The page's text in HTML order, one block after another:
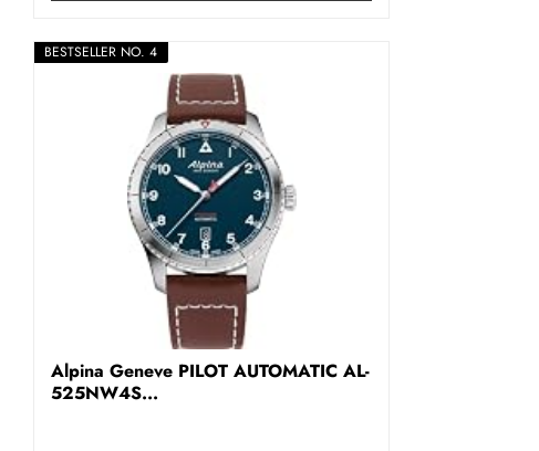
BESTSELLER NO. 4
Alpina Geneve PILOT AUTOMATIC AL-
525NW4S...